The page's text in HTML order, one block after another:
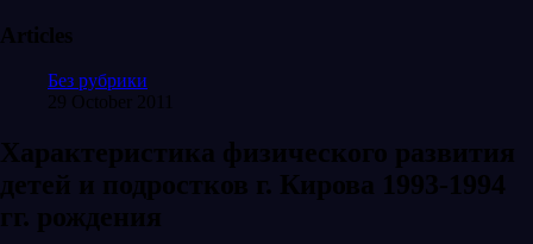
Articles
Без рубрики
29 October 2011
Характеристика физического развития
детей и подростков г. Кирова 1993-1994
гг. рождения